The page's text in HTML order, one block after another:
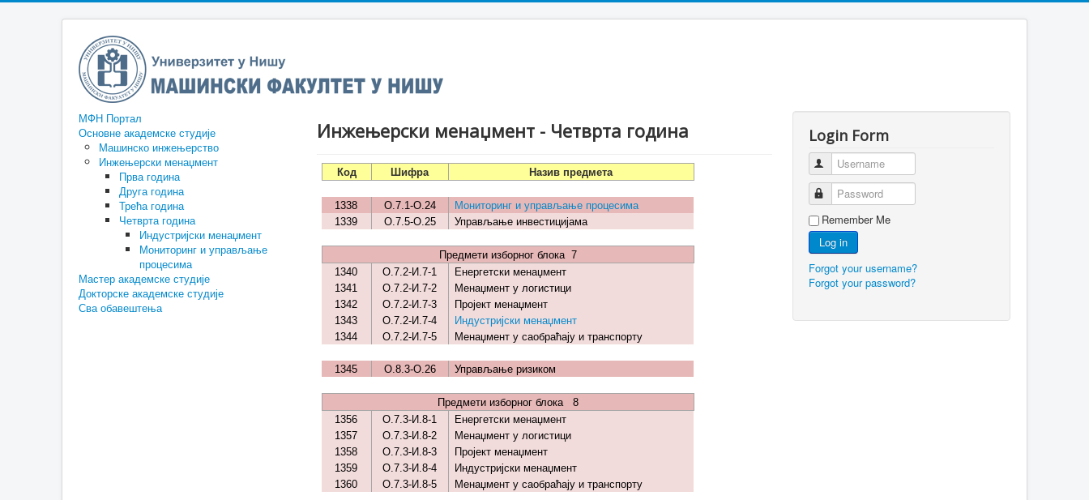
МФН Портал
Основне академске студије
Машинско инжењерство
Инжењерски менаџмент
Прва година
Друга година
Трећа година
Четврта година
Индустријски менаџмент
Мониторинг и управљање
процесима
Мастер академске студије
Докторске академске студије
Сва обавештења
Инжењерски менаџмент - Четврта година
Код Шифра Назив предмета
1338 О.7.1-О.24
Мониторинг и управљање процесима
1339
О.7.5-О.25 Управљање инвестицијама
Предмети изборног блока 7
1340
О.7.2-И.7-1
Енергетски менаџмент
1341
О.7.2-И.7-2
Менаџмент у логистици
1342
О.7.2-И.7-3
Пројект менаџмент
1343
О.7.2-И.7-4
Индустријски менаџмент
1344
О.7.2-И.7-5 Менаџмент у саобраћају и транспорту
1345 О.8.3-О.26 Управљање ризиком
Предмети изборног блока 8
1356
О.7.3-И.8-1
Енергетски менаџмент
1357
О.7.3-И.8-2
Менаџмент у логистици
1358
О.7.3-И.8-3
Пројект менаџмент
1359
О.7.3-И.8-4
Индустријски менаџмент
1360
О.7.3-И.8-5 Менаџмент у саобраћају и транспорту
Login Form
Username
Password
Remember Me
Log in
Forgot your username?
Forgot your password?